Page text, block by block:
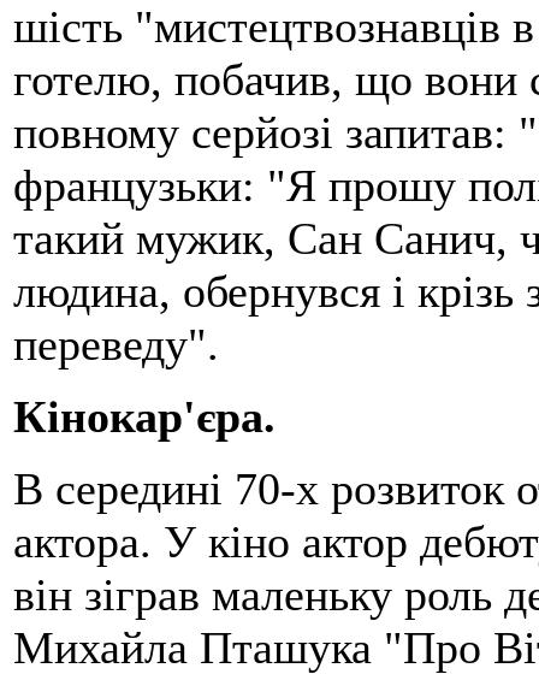
шість "мистецтвознавців
готелю, побачив, що вони
повному серйозі запитав:
французьки: "Я прошу
такий мужик, Сан Санич,
людина, обернувся і
переведу".
Кінокар'єра.
В середині 70-х розвиток
актора. У кіно актор
він зіграв маленьку роль
Михайла Пташука "Про